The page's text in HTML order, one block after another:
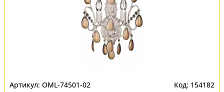
OML-74501-02 154182